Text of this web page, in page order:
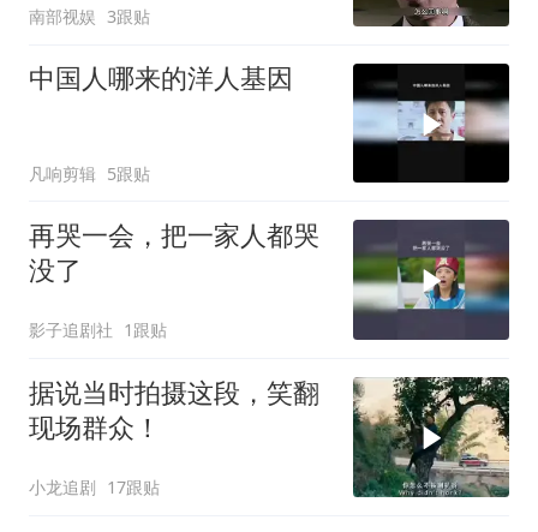
南部视娱 3跟贴
中国人哪来的洋人基因
凡响剪辑 5跟贴
再哭一会，把一家人都哭
没了
影子追剧社 1跟贴
据说当时拍摄这段，笑翻
现场群众！
小龙追剧 17跟贴